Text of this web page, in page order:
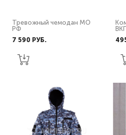
Тревожный чемодан МО
РФ
7 590 PУБ.